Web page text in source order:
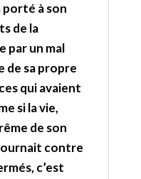
porté à son
de la
par un mal
de sa propre
qui avaient
si la vie,
de son
contre
c’est